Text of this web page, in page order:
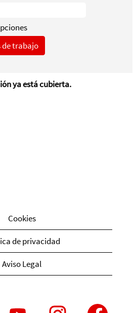
ya está cubierta.
Cookies
de privacidad
Aviso Legal
S